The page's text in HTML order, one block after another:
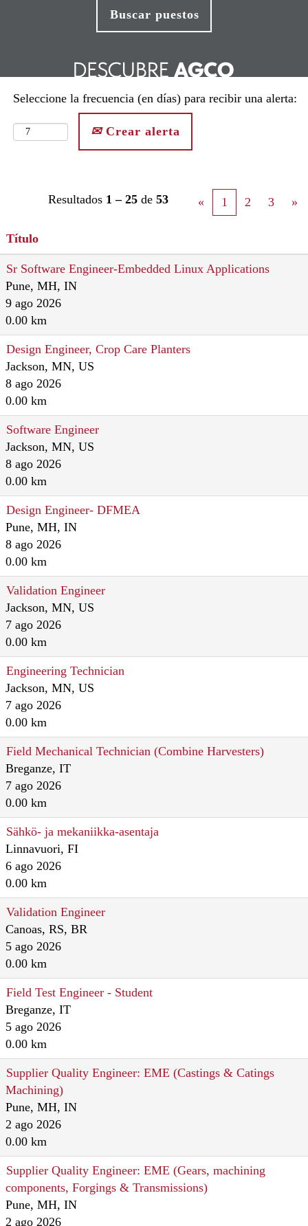
Seleccione la frecuencia (en días) para recibir una alerta:
Crear alerta
Resultados 1 – 25 de 53 « 1 2 3 »
Título
Sr Software Engineer-Embedded Linux Applications
Pune, MH, IN
9 ago 2026
0.00 km
Design Engineer, Crop Care Planters
Jackson, MN, US
8 ago 2026
0.00 km
Software Engineer
Jackson, MN, US
8 ago 2026
0.00 km
Design Engineer- DFMEA
Pune, MH, IN
8 ago 2026
0.00 km
Validation Engineer
Jackson, MN, US
7 ago 2026
0.00 km
Engineering Technician
Jackson, MN, US
7 ago 2026
0.00 km
Field Mechanical Technician (Combine Harvesters)
Breganze, IT
7 ago 2026
0.00 km
Sähkö- ja mekaniikka-asentaja
Linnavuori, FI
6 ago 2026
0.00 km
Validation Engineer
Canoas, RS, BR
5 ago 2026
0.00 km
Field Test Engineer - Student
Breganze, IT
5 ago 2026
0.00 km
Supplier Quality Engineer: EME (Castings & Catings
Machining)
Pune, MH, IN
2 ago 2026
0.00 km
Supplier Quality Engineer: EME (Gears, machining
components, Forgings & Transmissions)
Pune, MH, IN
2 ago 2026